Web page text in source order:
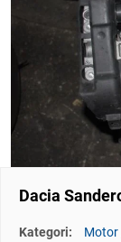
Dacia
Kategori: Motor